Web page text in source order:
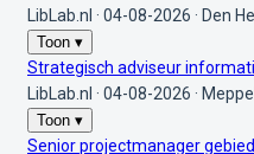
LibLab.nl · 04-08-2026 · Den
Toon ▾
Strategisch adviseur
LibLab.nl · 04-08-2026 · Meppel
Toon ▾
Senior projectmanager